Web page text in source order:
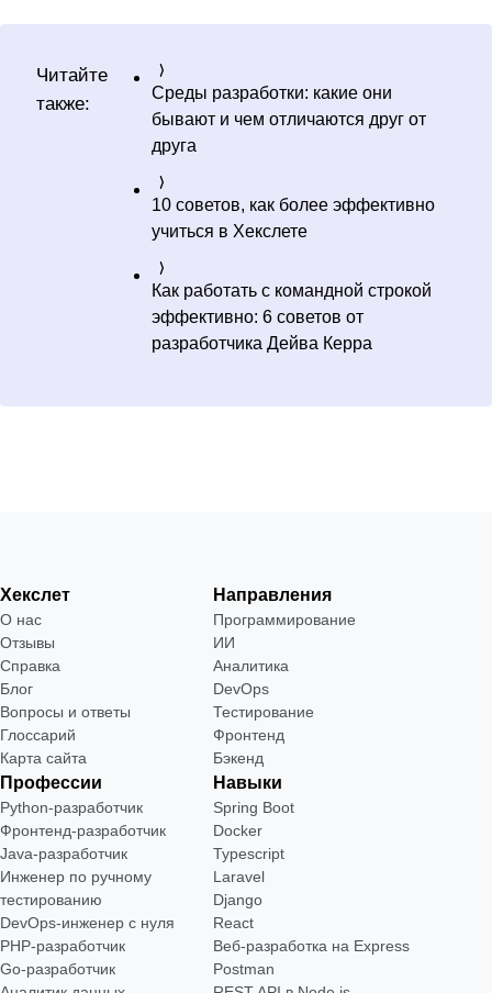
Читайте
также:
Среды разработки: какие они
бывают и чем отличаются друг от
друга
10 советов, как более эффективно
учиться в Хекслете
Как работать с командной строкой
эффективно: 6 советов от
разработчика Дейва Керра
Хекслет
О нас
Отзывы
Справка
Блог
Вопросы и ответы
Глоссарий
Карта сайта
Направления
Программирование
ИИ
Аналитика
DevOps
Тестирование
Фронтенд
Бэкенд
Профессии
Python-разработчик
Фронтенд-разработчик
Java-разработчик
Инженер по ручному
тестированию
DevOps-инженер с нуля
РНР-разработчик
Go-разработчик
Навыки
Spring Boot
Docker
Typescript
Laravel
Django
React
Веб-разработка на Express
Postman